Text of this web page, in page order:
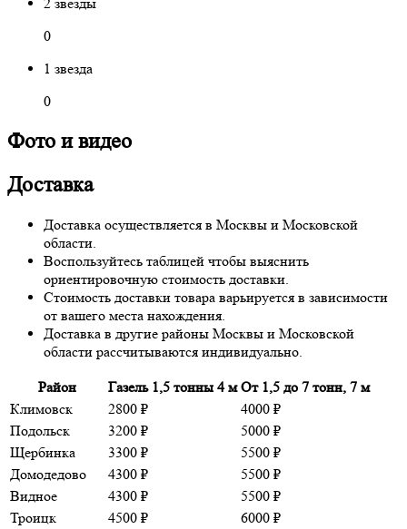
0
1 звезда
0
Фото и видео
Доставка
Доставка осуществляется в Москвы и Московской
области.
Воспользуйтесь таблицей чтобы выяснить
ориентировочную стоимость доставки.
Стоимость доставки товара варьируется в зависимости
от вашего места нахождения.
Доставка в другие районы Москвы и Московской
области рассчитываются индивидуально.
Район Газель 1,5 тонны 4 м От 1,5 до 7 тонн, 7 м
Климовск
2800 ₽
4000 ₽
Подольск
3200 ₽
5000 ₽
Щербинка
3300 ₽
5500 ₽
Домодедово
4300 ₽
5500 ₽
Видное
4300 ₽
5500 ₽
Троицк
4500 ₽
6000 ₽